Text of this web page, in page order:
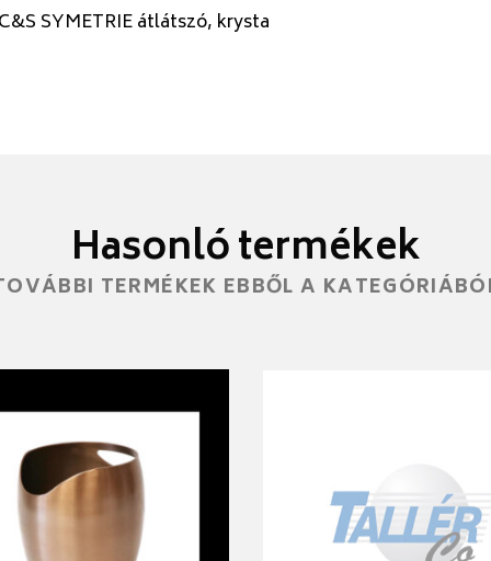
SYMETRIE átlátszó, krysta
Hasonló termékek
TERMÉKEK EBBŐL A